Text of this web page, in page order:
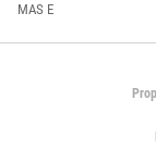
MAS E